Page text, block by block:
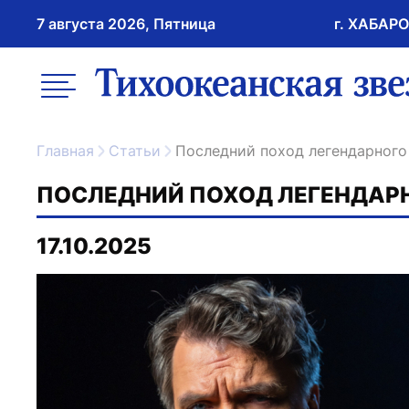
7 августа 2026, Пятница г.
меню ссылка на
Главная Статьи Последний поход
ПОСЛЕДНИЙ ПОХОД
17.10.2025